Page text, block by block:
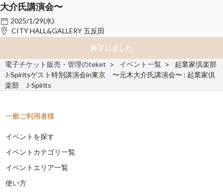
大介氏講演会〜
2025/1/29(水)
CITY HALL&GALLERY 五反田
終了しました
電子チケット販売・管理のteket
イベント一覧
起業家倶楽部
J-Spiritsゲスト特別講演会in東京 〜元木大介氏講演会〜 : 起業家倶
楽部 J-Spirits
一般ご利用者様
イベントを探す
イベントカテゴリ一覧
イベントエリア一覧
使い方